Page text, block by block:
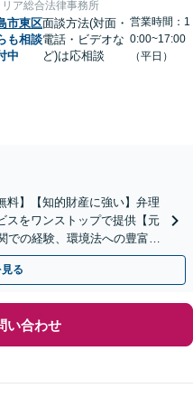
リア総合法律事務所
市東区
も相談
中
面談方法(対面・
電話・ビデオな
ど)は応相談
営業時間：1
0:00~17:00
（平日）
料】【知的財産に強い】弁理
スをワンストップで提供【元
での経験、環境法への豊富な
を解決へ導きます
る
い合わせ